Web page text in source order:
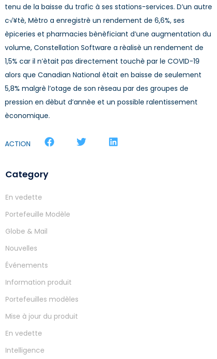
tenu de la baisse du trafic à ses stations-services. D’un autre
c√¥tè, Mètro a enregistrè un rendement de 6,6%, ses
èpiceries et pharmacies bènèficiant d’une augmentation du
volume, Constellation Software a rèalisè un rendement de
1,5% car il n’ètait pas directement touchè par le COVID-19
alors que Canadian National ètait en baisse de seulement
5,8% malgrè l’otage de son rèseau par des groupes de
pression en dèbut d’annèe et un possible ralentissement
èconomique.
ACTION
Category
En vedette
Portefeuille Modèle
Globe & Mail
Nouvelles
Événements
Information produit
Portefeuilles modèles
Mise à jour du produit
En vedette
Intelligence